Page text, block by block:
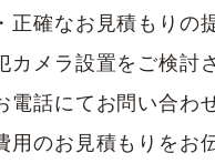
正確なお見積もりの
カメラ設置をご検討
電話にてお問い合わ
用のお見積もりをお